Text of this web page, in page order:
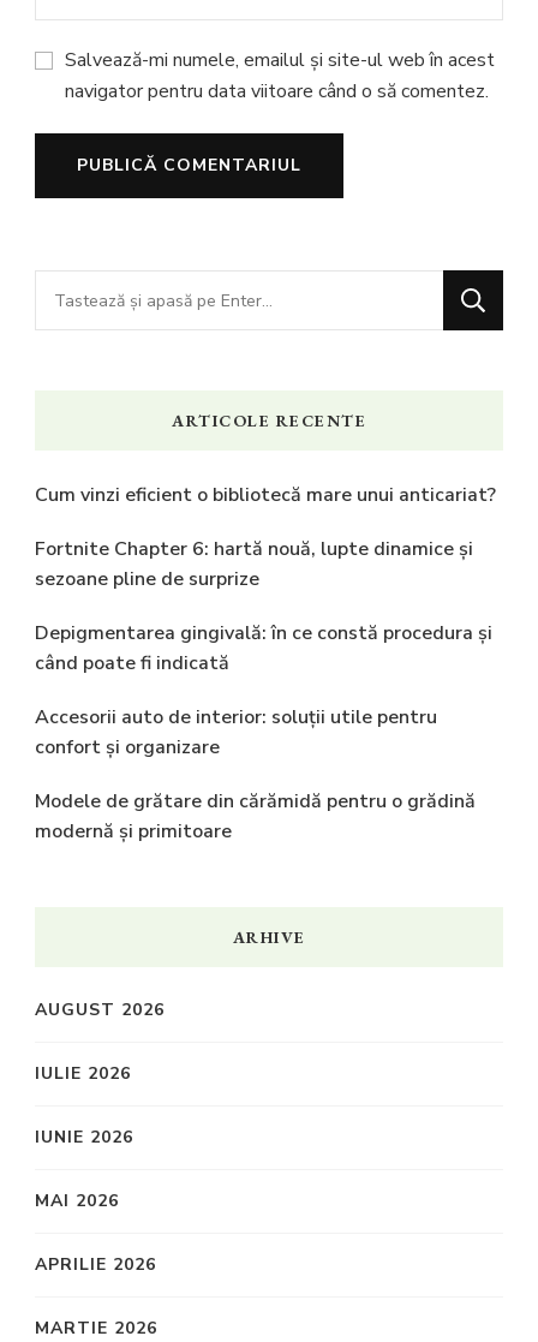
Salvează-mi numele, emailul și site-ul web în acest
navigator pentru data viitoare când o să comentez.
Cauți
ceva?
ARTICOLE RECENTE
Cum vinzi eficient o bibliotecă mare unui anticariat?
Fortnite Chapter 6: hartă nouă, lupte dinamice și
sezoane pline de surprize
Depigmentarea gingivală: în ce constă procedura și
când poate fi indicată
Accesorii auto de interior: soluții utile pentru
confort și organizare
Modele de grătare din cărămidă pentru o grădină
modernă și primitoare
ARHIVE
AUGUST 2026
IULIE 2026
IUNIE 2026
MAI 2026
APRILIE 2026
MARTIE 2026